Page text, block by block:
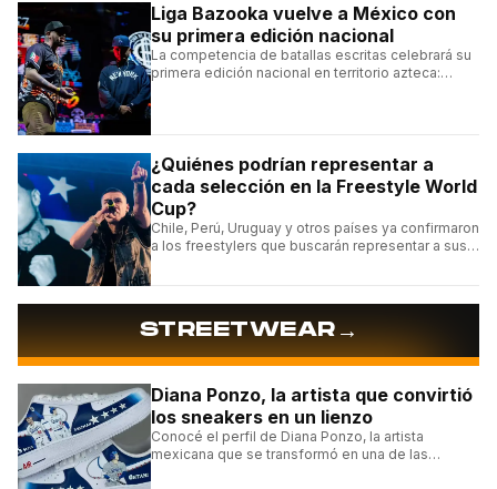
Liga Bazooka vuelve a México con
su primera edición nacional
La competencia de batallas escritas celebrará su
primera edición nacional en territorio azteca:
¿Quiénes podrían representar a
cada selección en la Freestyle World
Cup?
Chile, Perú, Uruguay y otros países ya confirmaron
a los freestylers que buscarán representar a sus
STREETWEAR→
Diana Ponzo, la artista que convirtió
los sneakers en un lienzo
Conocé el perfil de Diana Ponzo, la artista
mexicana que se transformó en una de las